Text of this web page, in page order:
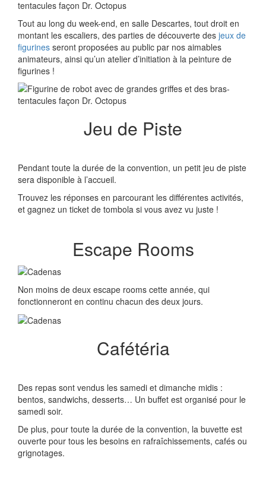
Tout au long du week-end, en salle Descartes, tout droit en
montant les escaliers, des parties de découverte des jeux de
figurines seront proposées au public par nos aimables
animateurs, ainsi qu’un atelier d’initiation à la peinture de
figurines !
Jeu de Piste
Pendant toute la durée de la convention, un petit jeu de piste
sera disponible à l’accueil.
Trouvez les réponses en parcourant les différentes activités,
et gagnez un ticket de tombola si vous avez vu juste !
Escape Rooms
Non moins de deux escape rooms cette année, qui
fonctionneront en continu chacun des deux jours.
Cafétéria
Des repas sont vendus les samedi et dimanche midis :
bentos, sandwichs, desserts… Un buffet est organisé pour le
samedi soir.
De plus, pour toute la durée de la convention, la buvette est
ouverte pour tous les besoins en rafraîchissements, cafés ou
grignotages.